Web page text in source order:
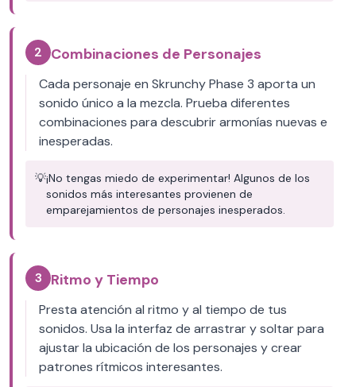
2 Combinaciones de Personajes
Cada personaje en Skrunchy Phase 3 aporta un
sonido único a la mezcla. Prueba diferentes
combinaciones para descubrir armonías nuevas e
inesperadas.
💡¡No tengas miedo de experimentar! Algunos de los
sonidos más interesantes provienen de
emparejamientos de personajes inesperados.
3 Ritmo y Tiempo
Presta atención al ritmo y al tiempo de tus
sonidos. Usa la interfaz de arrastrar y soltar para
ajustar la ubicación de los personajes y crear
patrones rítmicos interesantes.